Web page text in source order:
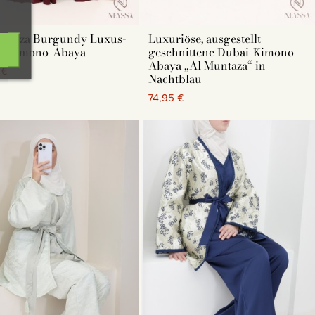
Wählen Sie eine Schmetterlingsabaya und einen
und elegantes Eid-Fest -Outfit!
für das Aidsfest sein. Diese Stücke sind gleichzeitig
Feiertag sind zahlreich. Jazz-Stoffe, Chiffon,
etwas dabei!
Burgundy Luxus-
Kimono-Abaya
Luxuriöse, ausgestellt
geschnittene Dubai-Kimono-
Abaya „Al Muntaza“ in
Nachtblau
74,95 €